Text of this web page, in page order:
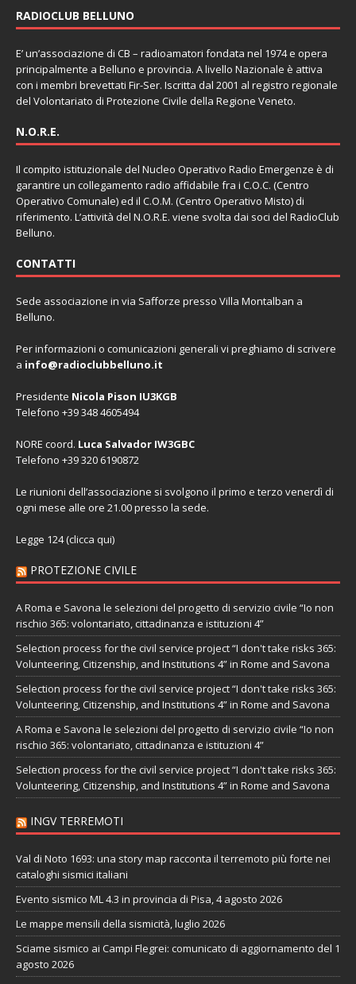
RADIOCLUB BELLUNO
E’ un’associazione di CB – radioamatori fondata nel 1974 e opera
principalmente a Belluno e provincia. A livello Nazionale è attiva
con i membri brevettati Fir-Ser. Iscritta dal 2001 al registro regionale
del Volontariato di Protezione Civile della Regione Veneto.
N.O.R.E.
Il compito istituzionale del Nucleo Operativo Radio Emergenze è di
garantire un collegamento radio affidabile fra i C.O.C. (Centro
Operativo Comunale) ed il C.O.M. (Centro Operativo Misto) di
riferimento. L’attività del N.O.R.E. viene svolta dai soci del RadioClub
Belluno.
CONTATTI
Sede associazione in via Safforze presso Villa Montalban a
Belluno.
Per informazioni o comunicazioni generali vi preghiamo di scrivere
a info@radioclubbelluno.it
Presidente Nicola Pison IU3KGB
Telefono +39 348 4605494
NORE coord. Luca Salvador IW3GBC
Telefono +39 320 6190872
Le riunioni dell’associazione si svolgono il primo e terzo venerdì di
ogni mese alle ore 21.00 presso la sede.
Legge 124 (clicca qui)
PROTEZIONE CIVILE
A Roma e Savona le selezioni del progetto di servizio civile “Io non
rischio 365: volontariato, cittadinanza e istituzioni 4”
Selection process for the civil service project “I don't take risks 365:
Volunteering, Citizenship, and Institutions 4” in Rome and Savona
Selection process for the civil service project “I don't take risks 365:
Volunteering, Citizenship, and Institutions 4” in Rome and Savona
A Roma e Savona le selezioni del progetto di servizio civile “Io non
rischio 365: volontariato, cittadinanza e istituzioni 4”
Selection process for the civil service project “I don't take risks 365:
Volunteering, Citizenship, and Institutions 4” in Rome and Savona
INGV TERREMOTI
Val di Noto 1693: una story map racconta il terremoto più forte nei
cataloghi sismici italiani
Evento sismico ML 4.3 in provincia di Pisa, 4 agosto 2026
Le mappe mensili della sismicità, luglio 2026
Sciame sismico ai Campi Flegrei: comunicato di aggiornamento del 1
agosto 2026